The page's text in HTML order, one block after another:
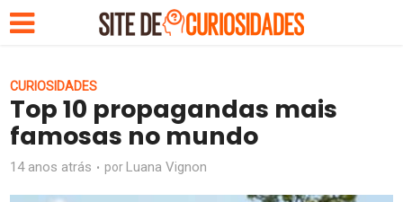
CURIOSIDADES
Top 10 propagandas mais
famosas no mundo
14 anos atrás por Luana Vignon